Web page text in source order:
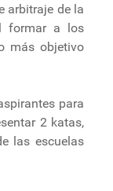
arbitraje de la
formar a los
más objetivo
para
2 katas,
las escuelas